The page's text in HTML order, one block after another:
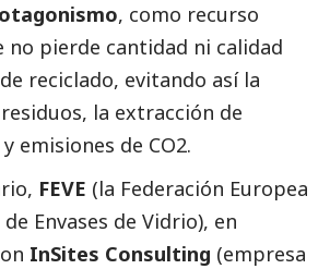
, como recurso
no pierde cantidad ni calidad
reciclado, evitando así la
la extracción de
emisiones de CO2.
FEVE (la Federación Europea
Envases de Vidrio), en
InSites Consulting (empresa